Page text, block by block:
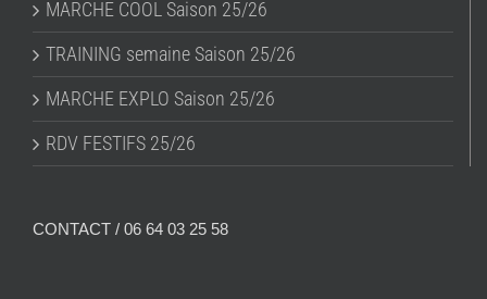
MARCHE COOL Saison 25/26
TRAINING semaine Saison 25/26
MARCHE EXPLO Saison 25/26
RDV FESTIFS 25/26
CONTACT / 06 64 03 25 58